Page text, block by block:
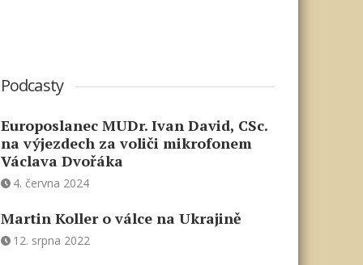
Podcasty
Europoslanec MUDr. Ivan David, CSc.
na výjezdech za voliči mikrofonem
Václava Dvořáka
4. června 2024
Martin Koller o válce na Ukrajině
12. srpna 2022